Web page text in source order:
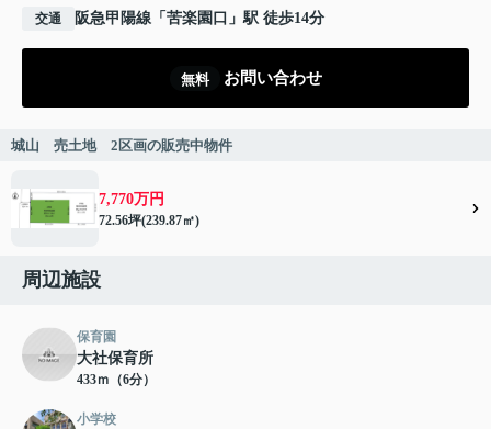
交通 阪急甲陽線 「 苦楽園口 」駅 徒歩14分
無料 お問い合わせ
城山 売土地 2区画の販売中物件
7,770万円
72.56坪(239.87㎡)
周辺施設
保育園
大社保育所
433ｍ（6分）
小学校